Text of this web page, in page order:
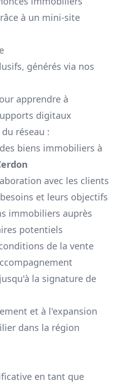
à un mini-site
générés via nos
apprendre à
digitaux
réseau :
biens immobiliers à
avec les clients
et leurs objectifs
immobiliers auprès
potentiels
de la vente
la signature de
et à l'expansion
dans la région
en tant que